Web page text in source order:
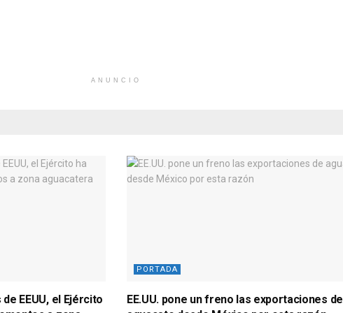
ANUNCIO
EEUU, el Ejército
PORTADA
EE.UU. pone un freno las exportaciones de